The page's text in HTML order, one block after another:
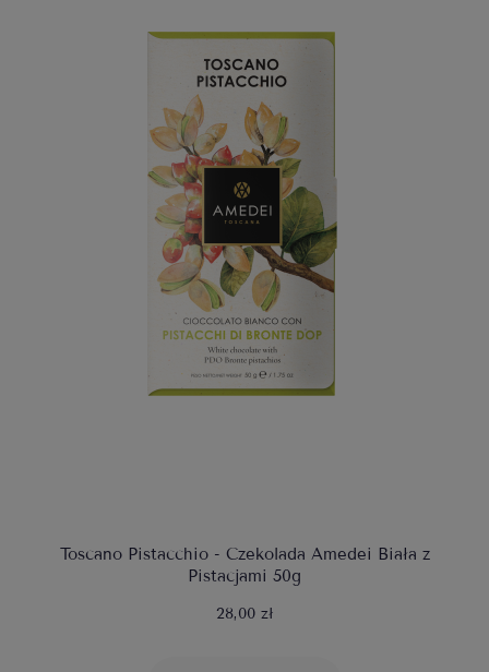
Toscano Pistacchio - Czekolada Amedei Biała z
Pistacjami 50g
28,00 zł